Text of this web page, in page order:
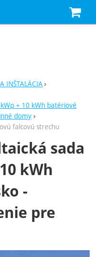
INŠTALÁCIA
+ 10 kWh batériové
domy
falcovú strechu
sada
kWh
-
pre